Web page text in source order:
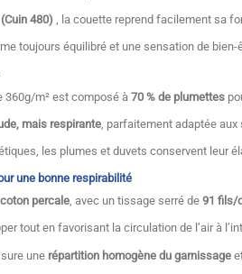
480) , la couette reprend facilement sa
toujours équilibré et une sensation de
360g/m² est composé à 70 % de plumettes
mais respirante , parfaitement adaptée
les plumes et duvets conservent leur
une bonne respirabilité
percale, avec un tissage serré de 91 fils/
tout en favorisant la circulation de l’air à
une répartition homogène du garnissage